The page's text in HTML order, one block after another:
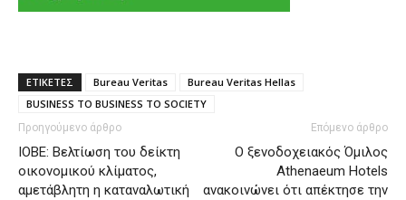
ΕΤΙΚΕΤΕΣ Bureau Veritas
Bureau Veritas Hellas
BUSINESS TO BUSINESS TO SOCIETY
Προηγούμενο άρθρο
ΙΟΒΕ: Βελτίωση του δείκτη
οικονομικού κλίματος,
αμετάβλητη η καταναλωτική
Επόμενο άρθρο
Ο ξενοδοχειακός Όμιλος
Athenaeum Hotels
ανακοινώνει ότι απέκτησε την